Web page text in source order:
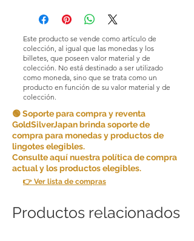
Este producto se vende como artículo de
colección, al igual que las monedas y los
billetes, que poseen valor material y de
colección. No está destinado a ser utilizado
como moneda, sino que se trata como un
producto en función de su valor material y de
colección.
🟢 Soporte para compra y reventa
GoldSilverJapan brinda soporte de
compra para monedas y productos de
lingotes elegibles.
Consulte aquí nuestra política de compra
actual y los productos elegibles.
👉 Ver lista de compras
Productos relacionados